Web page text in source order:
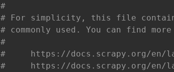
#
# For simplicity, this file
# commonly used. You can find
#
#     https://docs.scrapy.org/en/
#     https://docs.scrapy.org/en/